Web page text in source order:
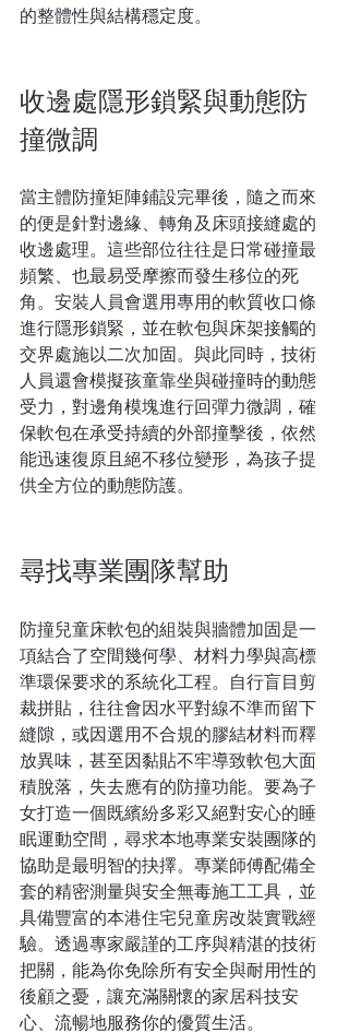
的整體性與結構穩定度。
收邊處隱形鎖緊與動態防
撞微調
當主體防撞矩陣鋪設完畢後，隨之而來
的便是針對邊緣、轉角及床頭接縫處的
收邊處理。這些部位往往是日常碰撞最
頻繁、也最易受摩擦而發生移位的死
角。安裝人員會選用專用的軟質收口條
進行隱形鎖緊，並在軟包與床架接觸的
交界處施以二次加固。與此同時，技術
人員還會模擬孩童靠坐與碰撞時的動態
受力，對邊角模塊進行回彈力微調，確
保軟包在承受持續的外部撞擊後，依然
能迅速復原且絕不移位變形，為孩子提
供全方位的動態防護。
尋找專業團隊幫助
防撞兒童床軟包的組裝與牆體加固是一
項結合了空間幾何學、材料力學與高標
準環保要求的系統化工程。自行盲目剪
裁拼貼，往往會因水平對線不準而留下
縫隙，或因選用不合規的膠結材料而釋
放異味，甚至因黏貼不牢導致軟包大面
積脫落，失去應有的防撞功能。要為子
女打造一個既繽紛多彩又絕對安心的睡
眠運動空間，尋求本地專業安裝團隊的
協助是最明智的抉擇。專業師傅配備全
套的精密測量與安全無毒施工工具，並
具備豐富的本港住宅兒童房改裝實戰經
驗。透過專家嚴謹的工序與精湛的技術
把關，能為你免除所有安全與耐用性的
後顧之憂，讓充滿關懷的家居科技安
心、流暢地服務你的優質生活。